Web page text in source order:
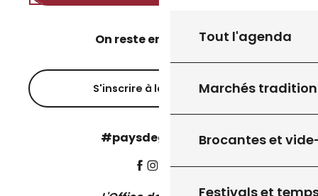
Tout l'agenda
Marchés
Brocantes et
Festivals et
On reste en contact ?
S'inscrire à la newsletter
#paysdegourdon !